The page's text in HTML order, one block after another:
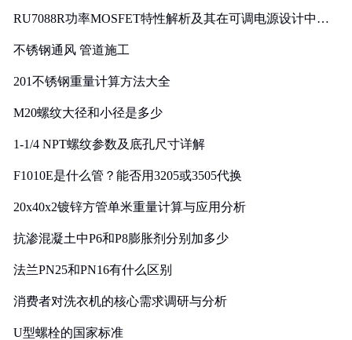
RU7088R功率MOSFET特性解析及其在可调电源设计中的
不锈钢通风 管道施工
201不锈钢重量计算方法大全
M20螺纹大径和小径是多少
1-1/4 NPT螺纹参数及底孔尺寸详解
F1010E是什么管？能否用3205或3505代换
20x40x2镀锌方管单米重量计算与应用分析
抗渗混凝土中P6和P8膨胀剂分别加多少
法兰PN25和PN16有什么区别
消费者对洗衣机的核心需求调研与分析
U型螺栓的国家标准